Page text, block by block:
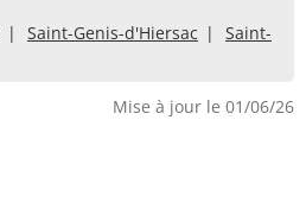
Saint-Genis-d'Hiersac
Saint-
Mise à jour le 01/06/26